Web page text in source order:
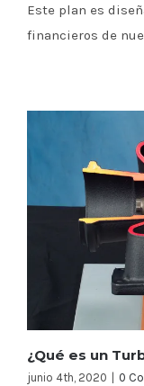
Este plan es
financieros de
¿Qué es un
junio 4th, 2020 0